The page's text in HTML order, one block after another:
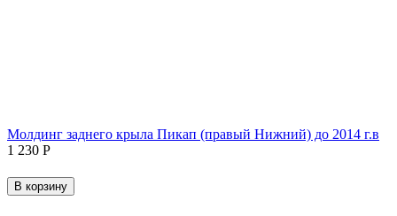
Молдинг заднего крыла Пикап (правый Нижний) до 2014 г.в
1 230 Р
В корзину